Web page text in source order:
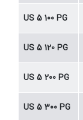
US 5 100 PG
US 5 120 PG
US 5 200 PG
US 5 300 PG